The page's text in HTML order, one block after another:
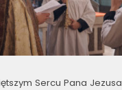
Sercu Pana Jezusa